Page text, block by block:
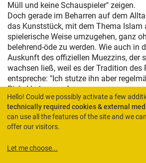
Müll und keine Schauspieler" zeigen.
Doch gerade im Beharren auf dem
das Kunststück, mit dem Thema Islam
spielerische Weise umzugehen, ganz
belehrend-öde zu werden. Wie auch in
Auskunft des offiziellen Muezzins, der
wachsen ließ, weil es der Tradition des
entspreche: "Ich stutze ihn aber
Pickel bekomme."
"Radio Muezzin", im HAU 2 in Berlin,
Hussein Gouda Hussein ist blind.
Muezzin aus Kairo, seien die Muezzine
gewesen. Bis in die Fünfziger hätten
vom Minarett gesungen, und man
Hello! Could we possibly activate a few
technically required cookies & external
can use all the features of the site and we
offer our visitors.
Let me choose...